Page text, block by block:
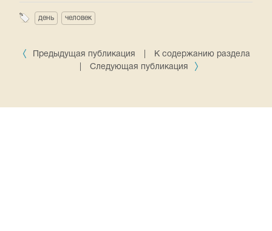
день человек
Предыдущая публикация
К содержанию раздела
Следующая публикация